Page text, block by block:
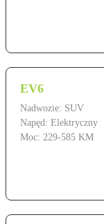
EV6
Nadwozie: SUV
Napęd: Elektryczny
Moc: 229-585 KM